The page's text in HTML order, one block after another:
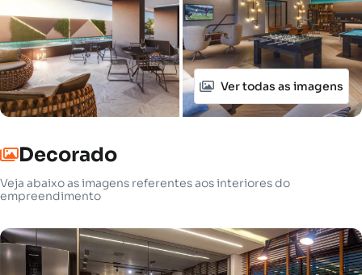
Ver todas as imagens
Decorado
Veja abaixo as imagens referentes aos interiores do
empreendimento